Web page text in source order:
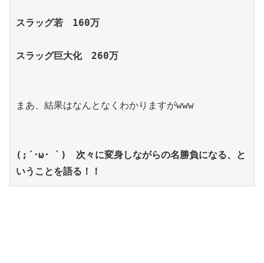
スラッグ若　160万
スラッグ巨大化　260万
まあ、結果はなんとなくわかりますがwww
(;´･ω･ `)　次々に変身しながらの名勝負になる、と
いうことを語る！！